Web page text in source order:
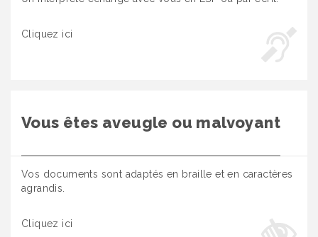
Cliquez ici
Vous êtes aveugle ou malvoyant
Vos documents sont adaptés en braille et en caractères
agrandis.
Cliquez ici